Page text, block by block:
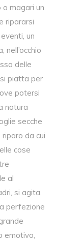
magari un
ripararsi
un
delle
piatta per
potersi
natura
secche
da cui
cose
al
si agita.
perfezione
emotivo,